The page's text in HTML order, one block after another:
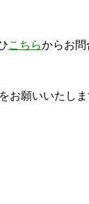
こちらからお問
お願いいたしま